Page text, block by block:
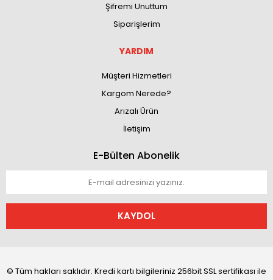
Şifremi Unuttum
Siparişlerim
YARDIM
Müşteri Hizmetleri
Kargom Nerede?
Arızalı Ürün
İletişim
E-Bülten Abonelik
KAYDOL
© Tüm hakları saklıdır. Kredi kartı bilgileriniz 256bit SSL sertifikası ile